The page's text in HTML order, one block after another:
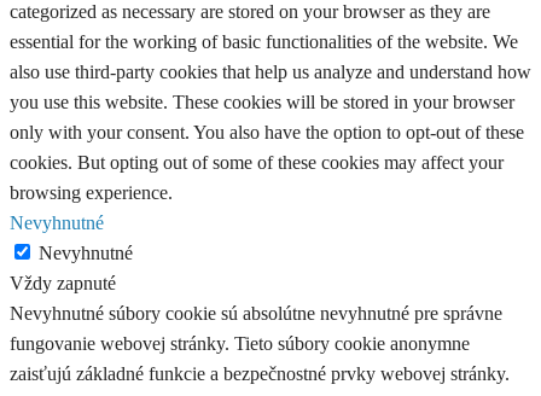
categorized as necessary are stored on your browser as they are
essential for the working of basic functionalities of the website. We
also use third-party cookies that help us analyze and understand how
you use this website. These cookies will be stored in your browser
only with your consent. You also have the option to opt-out of these
cookies. But opting out of some of these cookies may affect your
browsing experience.
Nevyhnutné
Nevyhnutné
Vždy zapnuté
Nevyhnutné súbory cookie sú absolútne nevyhnutné pre správne
fungovanie webovej stránky. Tieto súbory cookie anonymne
zaisťujú základné funkcie a bezpečnostné prvky webovej stránky.